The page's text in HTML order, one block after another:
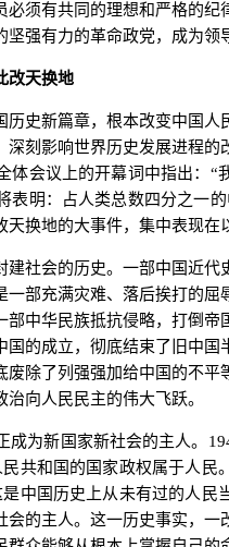
须有共同的理想和严格的纪
强有力的革命政党，成为领
天换地
史新篇章，根本改变中国人
刻影响世界历史发展进程的
体会议上的开幕词中指出：“
表明：占人类总数四分之一
换地的大事件，集中表现在
社会的历史。一部中国近代
一部充满灾难、落后挨打的屈
中华民族抵抗侵略，打倒帝
的成立，彻底结束了旧中国
除了列强强加给中国的不平
向人民民主的伟大飞跃。
为新国家新社会的主人。
共和国的国家政权属于人民
中国历史上从未有过的人民
的主人。这一历史事实，一